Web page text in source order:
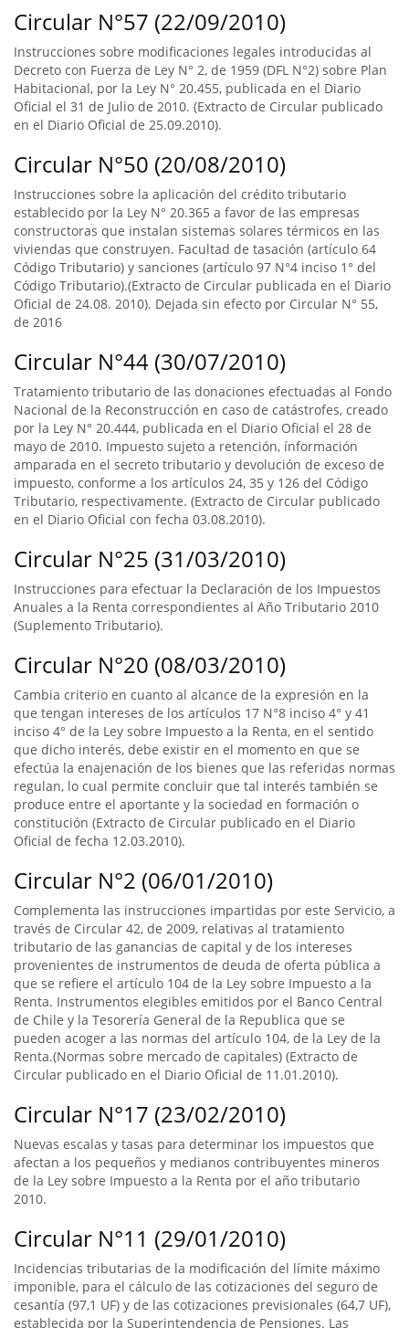
Circular N°57 (22/09/2010)
Instrucciones sobre modificaciones legales introducidas al
Decreto con Fuerza de Ley N° 2, de 1959 (DFL N°2) sobre Plan
Habitacional, por la Ley N° 20.455, publicada en el Diario
Oficial el 31 de Julio de 2010. (Extracto de Circular publicado
en el Diario Oficial de 25.09.2010).
Circular N°50 (20/08/2010)
Instrucciones sobre la aplicación del crédito tributario
establecido por la Ley N° 20.365 a favor de las empresas
constructoras que instalan sistemas solares térmicos en las
viviendas que construyen. Facultad de tasación (artículo 64
Código Tributario) y sanciones (artículo 97 N°4 inciso 1° del
Código Tributario).(Extracto de Circular publicada en el Diario
Oficial de 24.08. 2010). Dejada sin efecto por Circular N° 55,
de 2016
Circular N°44 (30/07/2010)
Tratamiento tributario de las donaciones efectuadas al Fondo
Nacional de la Reconstrucción en caso de catástrofes, creado
por la Ley N° 20.444, publicada en el Diario Oficial el 28 de
mayo de 2010. Impuesto sujeto a retención, ínformación
amparada en el secreto tributario y devolución de exceso de
impuesto, conforme a los artículos 24, 35 y 126 del Código
Tributario, respectivamente. (Extracto de Circular publicado
en el Diario Oficial con fecha 03.08.2010).
Circular N°25 (31/03/2010)
Instrucciones para efectuar la Declaración de los Impuestos
Anuales a la Renta correspondientes al Año Tributario 2010
(Suplemento Tributario).
Circular N°20 (08/03/2010)
Cambia criterio en cuanto al alcance de la expresión en la
que tengan intereses de los artículos 17 N°8 inciso 4° y 41
inciso 4° de la Ley sobre Impuesto a la Renta, en el sentido
que dicho interés, debe existir en el momento en que se
efectúa la enajenación de los bienes que las referidas normas
regulan, lo cual permite concluir que tal interés también se
produce entre el aportante y la sociedad en formación o
constitución (Extracto de Circular publicado en el Diario
Oficial de fecha 12.03.2010).
Circular N°2 (06/01/2010)
Complementa las instrucciones impartidas por este Servicio, a
través de Circular 42, de 2009, relativas al tratamiento
tributario de las ganancias de capital y de los intereses
provenientes de instrumentos de deuda de oferta pública a
que se refiere el artículo 104 de la Ley sobre Impuesto a la
Renta. Instrumentos elegibles emitidos por el Banco Central
de Chile y la Tesorería General de la Republica que se
pueden acoger a las normas del artículo 104, de la Ley de la
Renta.(Normas sobre mercado de capitales) (Extracto de
Circular publicado en el Diario Oficial de 11.01.2010).
Circular N°17 (23/02/2010)
Nuevas escalas y tasas para determinar los impuestos que
afectan a los pequeños y medianos contribuyentes mineros
de la Ley sobre Impuesto a la Renta por el año tributario
2010.
Circular N°11 (29/01/2010)
Incidencias tributarias de la modificación del límite máximo
imponible, para el cálculo de las cotizaciones del seguro de
cesantía (97,1 UF) y de las cotizaciones previsionales (64,7 UF),
establecida por la Superintendencia de Pensiones. Las